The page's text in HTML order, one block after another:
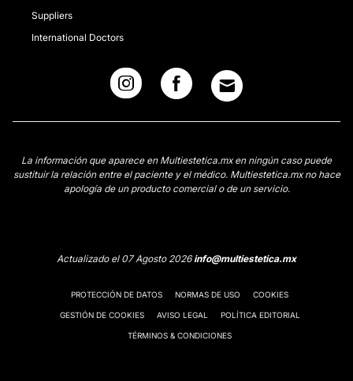
Suppliers
International Doctors
La información que aparece en Multiestetica.mx en ningún caso puede
sustituir la relación entre el paciente y el médico. Multiestetica.mx no hace
apología de un producto comercial o de un servicio.
Actualizado el 07 Agosto 2026info@multiestetica.mx
PROTECCIÓN DE DATOS NORMAS DE USO COOKIES
GESTIÓN DE COOKIES AVISO LEGAL POLÍTICA EDITORIAL
TÉRMINOS & CONDICIONES